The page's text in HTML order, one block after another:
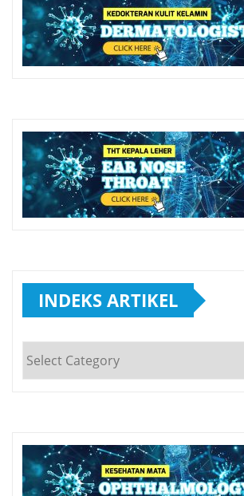
INDEKS ARTIKEL
INDEKS